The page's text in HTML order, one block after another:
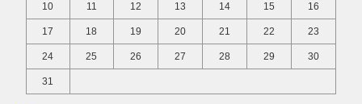
10 11 12 13 14 15 16
17 18 19 20 21 22 23
24 25 26 27 28 29 30
31